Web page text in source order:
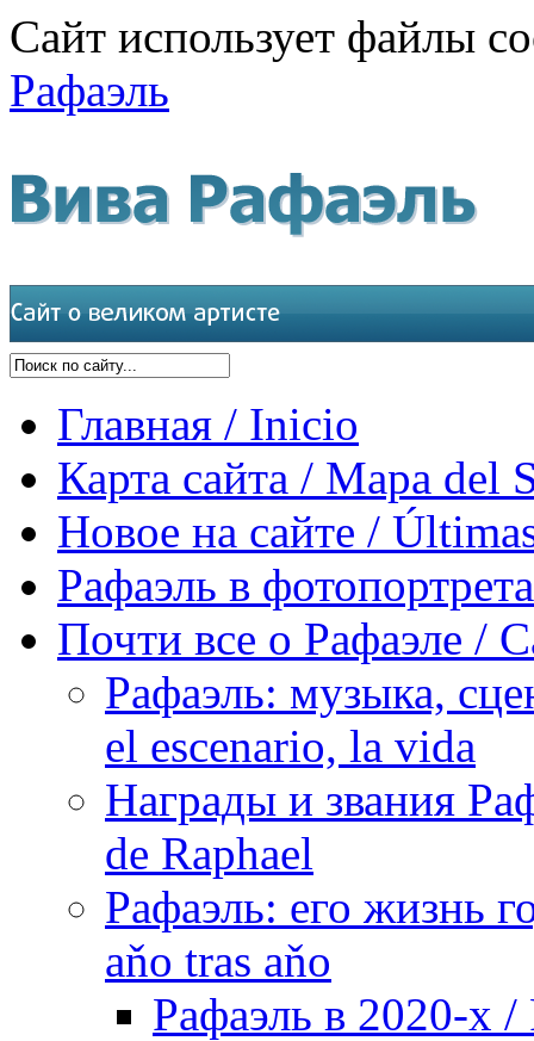
Сайт использует файлы
Рафаэль
Главная / Inicio
Карта сайта / Mapa del
Новое на сайте /
Рафаэль в
Почти все о Рафаэле /
Рафаэль: музыка,
el escenario, la vida
Награды и звания
de Raphael
Рафаэль: его жизнь
aňo tras aňo
Рафаэль в 2020-х /